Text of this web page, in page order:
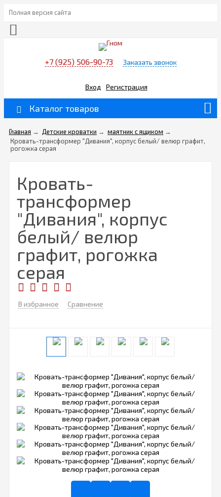
Полная версия сайта
+7 (925) 506-90-73 Заказать звонок
Вход Регистрация
Каталог товаров
Главная → Детские кроватки → маятник с ящиком →
Кровать-трансформер "Дивания", корпус белый/ велюр графит,
рогожка серая
Кровать-
трансформер
"Дивания", корпус
белый/ велюр
графит, рогожка
серая
В избранное Сравнение